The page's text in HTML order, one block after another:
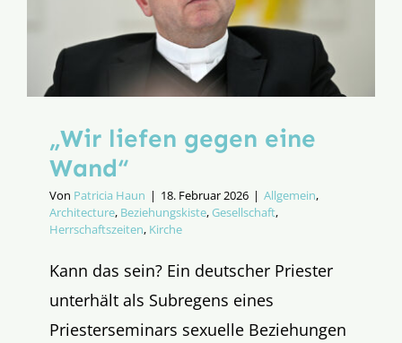
„Wir liefen gegen eine
Wand“
Von Patricia Haun | 18. Februar 2026 | Allgemein,
Architecture, Beziehungskiste,Gesellschaft,
Herrschaftszeiten, Kirche
Kann das sein? Ein deutscher Priester
unterhält als Subregens eines
Priesterseminars sexuelle Beziehungen